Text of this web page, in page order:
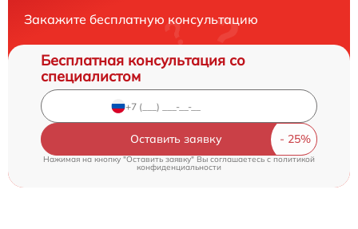
Закажите бесплатную консультацию
Бесплатная консультация со
специалистом
Оставить заявку
Нажимая на кнопку "Оставить заявку" Вы соглашаетесь cполитикой
конфиденциальности